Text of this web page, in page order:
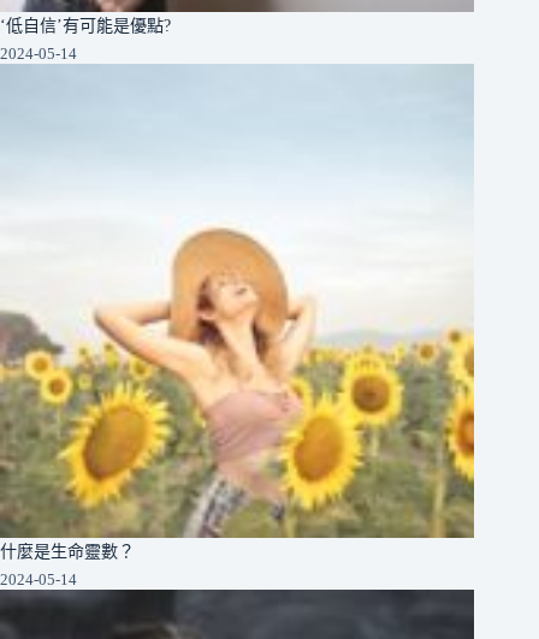
‘低自信’有可能是優點?
2024-05-14
什麼是生命靈數？
2024-05-14